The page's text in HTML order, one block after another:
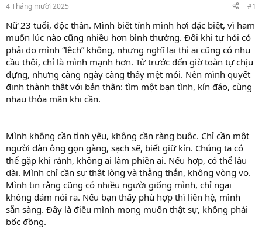
4 Tháng mười 2025 #1
Nữ 23 tuổi, độc thân. Mình biết tính mình hơi đặc biệt, vì ham
muốn lúc nào cũng nhiều hơn bình thường. Đôi khi tự hỏi có
phải do mình “lệch” không, nhưng nghĩ lại thì ai cũng có nhu
cầu thôi, chỉ là mình mạnh hơn. Từ trước đến giờ toàn tự chịu
đựng, nhưng càng ngày càng thấy mệt mỏi. Nên mình quyết
định thành thật với bản thân: tìm một bạn tình, kín đáo, cùng
nhau thỏa mãn khi cần.
Mình không cần tình yêu, không cần ràng buộc. Chỉ cần một
người đàn ông gọn gàng, sạch sẽ, biết giữ kín. Chúng ta có
thể gặp khi rảnh, không ai làm phiền ai. Nếu hợp, có thể lâu
dài. Mình chỉ cần sự thật lòng và thẳng thắn, không vòng vo.
Mình tin rằng cũng có nhiều người giống mình, chỉ ngại
không dám nói ra. Nếu bạn thấy phù hợp thì liên hệ, mình
sẵn sàng. Đây là điều mình mong muốn thật sự, không phải
bốc đồng.